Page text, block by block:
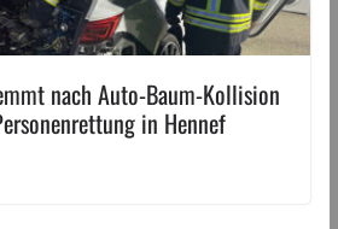
nach Auto-Baum-Kollision
in Hennef